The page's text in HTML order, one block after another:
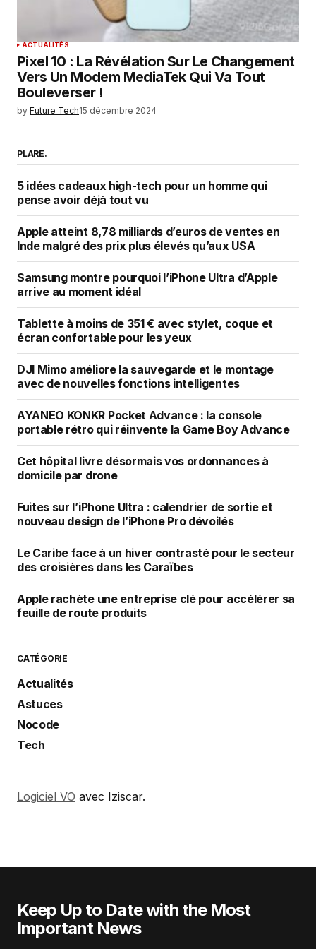
ACTUALITÉS
Pixel 10 : La Révélation Sur Le Changement
Vers Un Modem MediaTek Qui Va Tout
Bouleverser !
by Future Tech15 décembre 2024
PLARE.
5 idées cadeaux high-tech pour un homme qui
pense avoir déjà tout vu
Apple atteint 8,78 milliards d’euros de ventes en
Inde malgré des prix plus élevés qu’aux USA
Samsung montre pourquoi l’iPhone Ultra d’Apple
arrive au moment idéal
Tablette à moins de 351 € avec stylet, coque et
écran confortable pour les yeux
DJI Mimo améliore la sauvegarde et le montage
avec de nouvelles fonctions intelligentes
AYANEO KONKR Pocket Advance : la console
portable rétro qui réinvente la Game Boy Advance
Cet hôpital livre désormais vos ordonnances à
domicile par drone
Fuites sur l’iPhone Ultra : calendrier de sortie et
nouveau design de l’iPhone Pro dévoilés
Le Caribe face à un hiver contrasté pour le secteur
des croisières dans les Caraïbes
Apple rachète une entreprise clé pour accélérer sa
feuille de route produits
CATÉGORIE
Actualités
Astuces
Nocode
Tech
Logiciel VO avec Iziscar.
Keep Up to Date with the Most
Important News